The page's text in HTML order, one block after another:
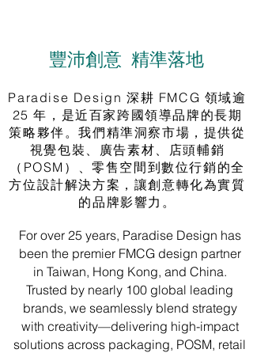
豐沛創意 精準落地
Paradise Design 深耕 FMCG 領域逾
25 年，是近百家跨國領導品牌的長期
策略夥伴。我們精準洞察市場，提供從
視覺包裝、廣告素材、店頭輔銷
（POSM）、零售空間到數位行銷的全
方位設計解決方案，讓創意轉化為實質
的品牌影響力。
For over 25 years, Paradise Design has
been the premier FMCG design partner
in Taiwan, Hong Kong, and China.
Trusted by nearly 100 global leading
brands, we seamlessly blend strategy
with creativity—delivering high-impact
solutions across packaging, POSM, retail